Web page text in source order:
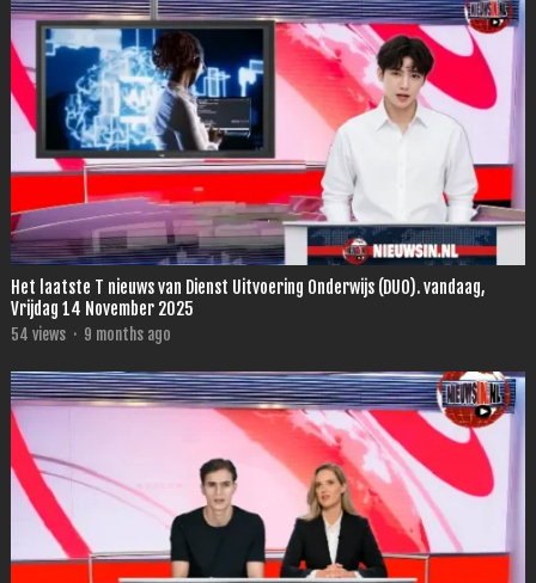
Het laatste T nieuws van Dienst Uitvoering Onderwijs (DUO). vandaag,
Vrijdag 14 November 2025
54 views · 9 months ago